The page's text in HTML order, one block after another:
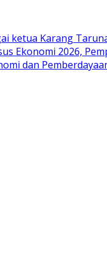
ketua Karang
Ekonomi 2026,
dan